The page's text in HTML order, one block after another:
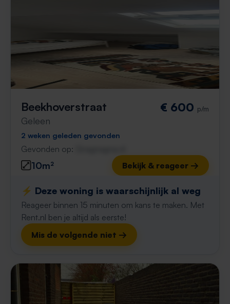
Beekhoverstraat
Geleen
€ 600 p/m
2 weken geleden gevonden
Gevonden op:
10m² Bekijk & reageer →
⚡️ Deze woning is waarschijnlijk al weg
Reageer binnen 15 minuten om kans te maken. Met
Rent.nl ben je altijd als eerste!
Mis de volgende niet →